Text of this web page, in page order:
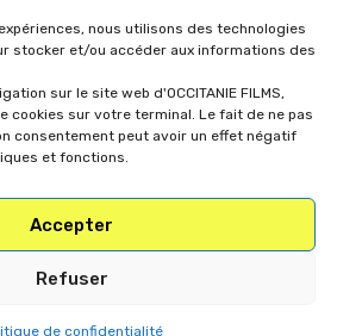
nous utilisons des technologies
stocker et/ou accéder aux informations des
sur le site web d'OCCITANIE FILMS,
cookies sur votre terminal. Le fait de ne pas
consentement peut avoir un effet négatif
et fonctions.
Accepter
Refuser
de confidentialité